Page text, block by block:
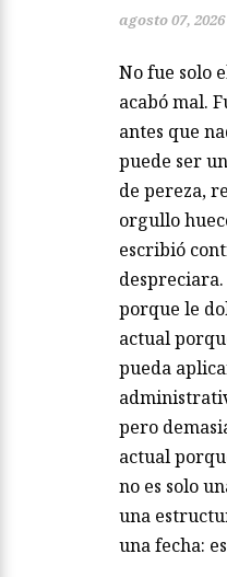
agosto 07, 2026
No fue solo
acabó mal.
antes que
puede ser
de pereza,
orgullo
escribió
porque le
actual
pueda
pero
actual
no es solo
una
una fecha: